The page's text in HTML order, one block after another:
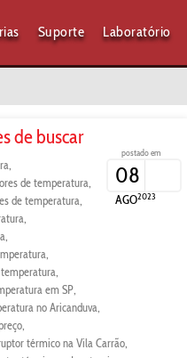
Suporte Laboratório
de buscar
postado em
08
AGO2023
de temperatura
de temperatura
em SP
no Aricanduva
térmico na Vila Carrão